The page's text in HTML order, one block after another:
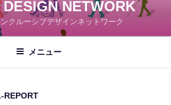
NETWORK
クルーシブデザインネットワーク
メニュー
REPORT